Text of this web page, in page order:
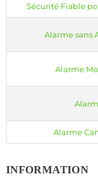
Sécurité Fiable
Alarme sans
Alarme
Alarme
INFORMATION